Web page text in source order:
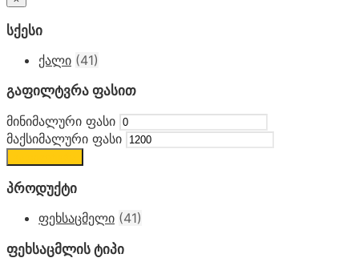
სქესი
ქალი (41)
გაფილტვრა ფასით
მინიმალური ფასი
მაქსიმალური ფასი
პროდუქტი
ფეხსაცმელი (41)
ფეხსაცმლის ტიპი